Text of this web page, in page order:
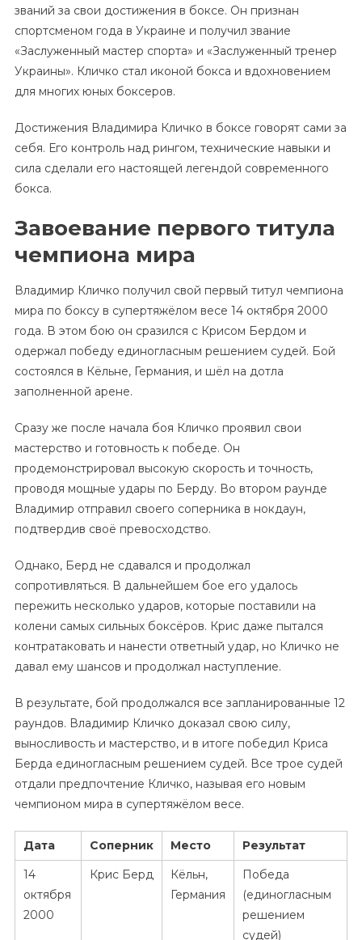
званий за свои достижения в боксе. Он признан
спортсменом года в Украине и получил звание
«Заслуженный мастер спорта» и «Заслуженный тренер
Украины». Кличко стал иконой бокса и вдохновением
для многих юных боксеров.
Достижения Владимира Кличко в боксе говорят сами за
себя. Его контроль над рингом, технические навыки и
сила сделали его настоящей легендой современного
бокса.
Завоевание первого титула
чемпиона мира
Владимир Кличко получил свой первый титул чемпиона
мира по боксу в супертяжёлом весе 14 октября 2000
года. В этом бою он сразился с Крисом Бердом и
одержал победу единогласным решением судей. Бой
состоялся в Кёльне, Германия, и шёл на дотла
заполненной арене.
Сразу же после начала боя Кличко проявил свои
мастерство и готовность к победе. Он
продемонстрировал высокую скорость и точность,
проводя мощные удары по Берду. Во втором раунде
Владимир отправил своего соперника в нокдаун,
подтвердив своё превосходство.
Однако, Берд не сдавался и продолжал
сопротивляться. В дальнейшем бое его удалось
пережить несколько ударов, которые поставили на
колени самых сильных боксёров. Крис даже пытался
контратаковать и нанести ответный удар, но Кличко не
давал ему шансов и продолжал наступление.
В результате, бой продолжался все запланированные 12
раундов. Владимир Кличко доказал свою силу,
выносливость и мастерство, и в итоге победил Криса
Берда единогласным решением судей. Все трое судей
отдали предпочтение Кличко, называя его новым
чемпионом мира в супертяжёлом весе.
Дата Соперник Место
Результат
14
октября
2000
Крис Берд
Кёльн,
Германия
Победа
(единогласным
решением
судей)